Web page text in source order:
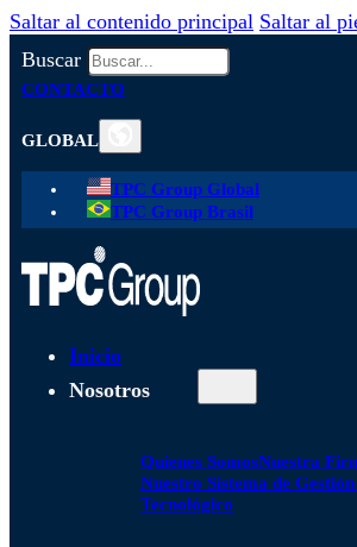
Saltar al contenido principal Saltar al
Buscar
CONTACTO
GLOBAL
TPC Group Global
TPC Group Brasil
Inicio
Nosotros
Quienes SomosNuestra
Nuestro Sistema de
Tecnológico